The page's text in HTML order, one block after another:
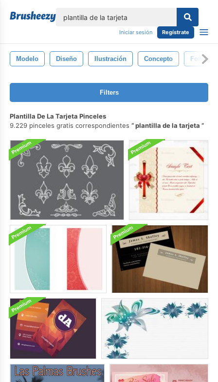
Iniciar sesión Regístrate
Modelo Diseño Ilustración Concepto Fondo
Filters
Plantilla De La Tarjeta Pinceles
9.229 pinceles gratis correspondientes
plantilla de la tarjeta